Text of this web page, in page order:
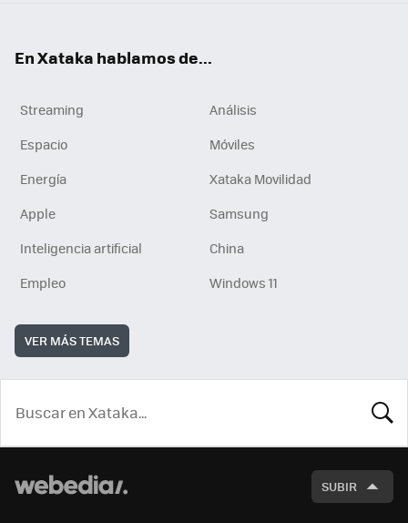
En Xataka hablamos de...
Streaming
Análisis
Espacio
Móviles
Energía
Xataka Movilidad
Apple
Samsung
Inteligencia artificial
China
Empleo
Windows 11
VER MÁS TEMAS
SUBIR